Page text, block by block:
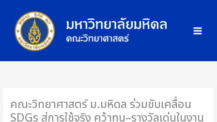
content
คณะวิทยาศาสตร์ ม.มหิดล ร่วมขับเคลื่อน
SDGs สู่การใช้จริง คว้าทุน–รางวัลเด่นในงาน
ม